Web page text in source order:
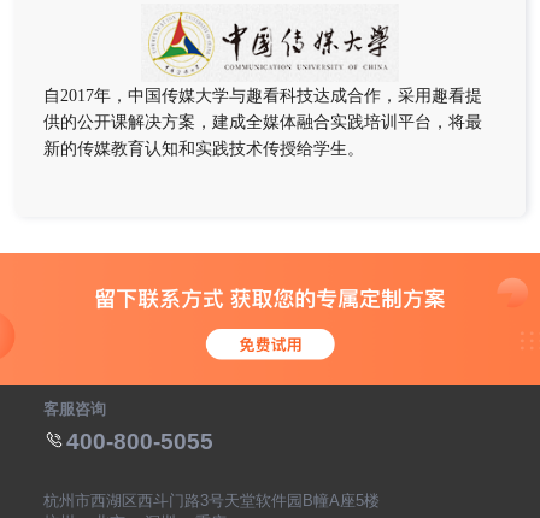
自2017年，中国传媒大学与趣看科技达成合作，采用趣看提
供的公开课解决方案，建成全媒体融合实践培训平台，将最
新的传媒教育认知和实践技术传授给学生。
客服咨询
400-800-5055
杭州市西湖区西斗门路3号天堂软件园B幢A座5楼